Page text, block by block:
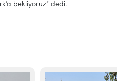
bekliyoruz” dedi.